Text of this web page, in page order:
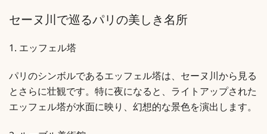
セーヌ川で巡るパリの美しき名所
1. エッフェル塔
パリのシンボルであるエッフェル塔は、セーヌ川から見る
とさらに壮観です。特に夜になると、ライトアップされた
エッフェル塔が水面に映り、幻想的な景色を演出します。